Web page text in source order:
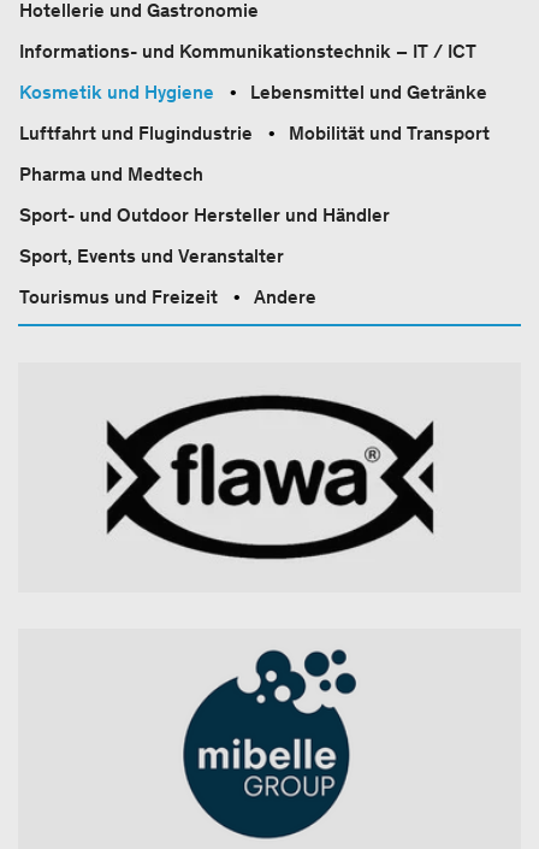
Hotellerie und Gastronomie
Informations- und Kommunikationstechnik – IT / ICT
Kosmetik und Hygiene
Lebensmittel und Getränke
Luftfahrt und Flugindustrie
Mobilität und Transport
Pharma und Medtech
Sport-​ und Outdoor Hersteller und Händler
Sport, Events und Veranstalter
Tourismus und Freizeit
Andere